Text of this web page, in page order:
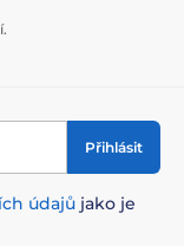
Přihlásit
údajů jako je